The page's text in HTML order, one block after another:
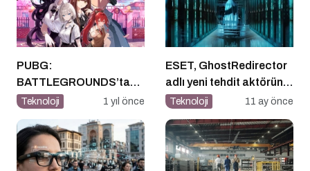
PUBG:
BATTLEGROUNDS’tan
1 Nisan Şakası
Teknoloji 1 yıl önce
ESET, GhostRedirector
adlı yeni tehdit aktörünü
keşfetti
Teknoloji 11 ay önce